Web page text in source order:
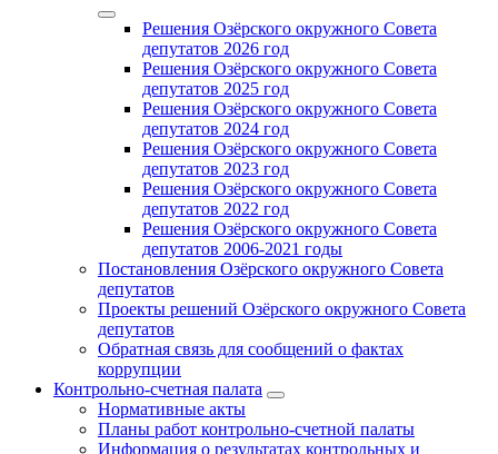
Решения Озёрского окружного Совета
депутатов 2026 год
Решения Озёрского окружного Совета
депутатов 2025 год
Решения Озёрского окружного Совета
депутатов 2024 год
Решения Озёрского окружного Совета
депутатов 2023 год
Решения Озёрского окружного Совета
депутатов 2022 год
Решения Озёрского окружного Совета
депутатов 2006-2021 годы
Постановления Озёрского окружного Совета
депутатов
Проекты решений Озёрского окружного Совета
депутатов
Обратная связь для сообщений о фактах
коррупции
Контрольно-счетная палата
Нормативные акты
Планы работ контрольно-счетной палаты
Информация о результатах контрольных и